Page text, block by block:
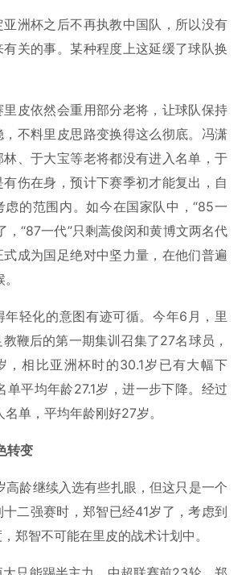
亚洲杯之后不再执教中国队，所以没有
关的事。某种程度上这延缓了球队换
皮依然会重用部分老将，让球队保持
不料里皮思路变换得这么彻底。冯潇
林、于大宝等老将都没有进入名单，于
伤在身，预计下赛季初才能复出，自
虑的范围内。如今在国家队中，“85一
，“87一代”只剩蒿俊闵和黄博文两名代
式成为国足绝对中坚力量，在他们普遍
年轻化的意图有迹可循。今年6月，里
鞭后的第一期集训召集了27名球员，
，相比亚洲杯时的30.1岁已有大幅下
单平均年龄27.1岁，进一步下降。经过
单，平均年龄刚好27岁。
转变
高龄继续入选有些扎眼，但这只是一个
二强赛时，郑智已经41岁了，考虑到
郑智不可能在里皮的战术计划中。